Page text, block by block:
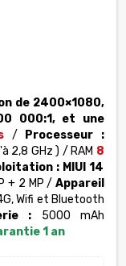
de 2400×1080,
000:1, et une
/
Processeur :
2,8 GHz ) / RAM 8
: MIUI 14
+ 2 MP /Appareil
Wifi et Bluetooth
: 5000 mAh
1 an